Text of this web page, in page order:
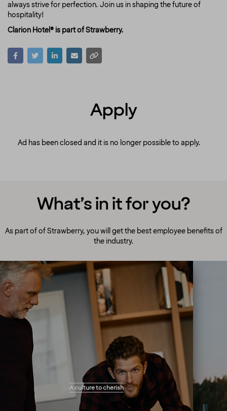
always strive for perfection. Join us in shaping the future of
hospitality!
Clarion Hotel® is part of Strawberry.
Apply
Ad has been closed and it is no longer possible to apply.
What’s in it for you?
As part of of Strawberry, you will get the best employee benefits of
the industry.
A culture to cherish
A culture to cherish
Our people always make guests their top
priority! Our warm and welcoming atmosphere
creates the right setting for you to flourish and